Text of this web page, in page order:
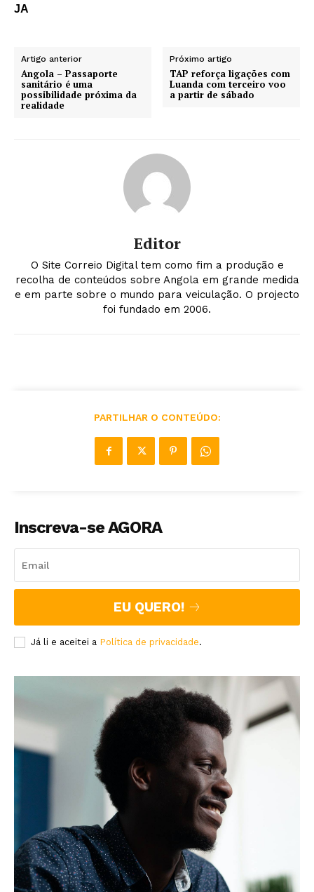
JA
Artigo anterior
Angola – Passaporte
sanitário é uma
possibilidade próxima da
realidade
Próximo artigo
TAP reforça ligações com
Luanda com terceiro voo
a partir de sábado
Editor
O Site Correio Digital tem como fim a produção e
recolha de conteúdos sobre Angola em grande medida
e em parte sobre o mundo para veiculação. O projecto
foi fundado em 2006.
PARTILHAR O CONTEÚDO:
Inscreva-se AGORA
EU QUERO!
Já li e aceitei a Política de privacidade.